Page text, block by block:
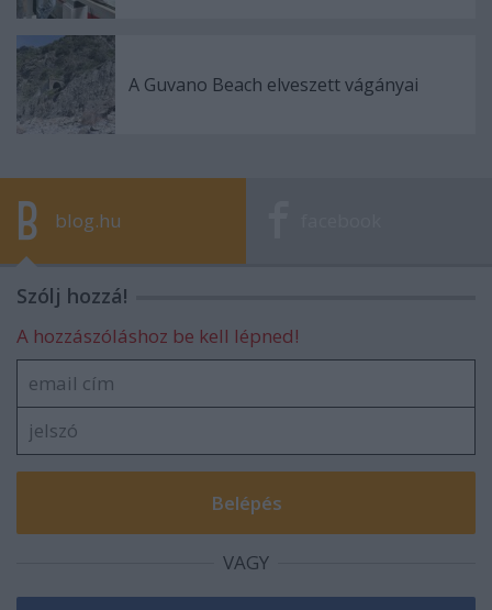
A Guvano Beach elveszett vágányai
blog.hu
Szólj hozzá!
A hozzászóláshoz be kell lépned!
VAGY